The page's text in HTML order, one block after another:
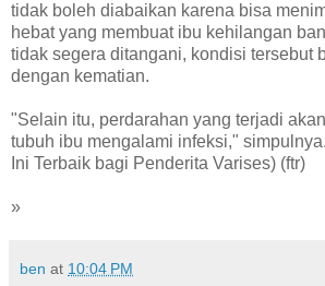
tidak boleh diabaikan karena bisa
hebat yang membuat ibu kehilangan
tidak segera ditangani, kondisi tersebut
dengan kematian.
"Selain itu, perdarahan yang terjadi
tubuh ibu mengalami infeksi,"
Ini Terbaik bagi Penderita Varises) (ftr)
»
ben at 10:04 PM